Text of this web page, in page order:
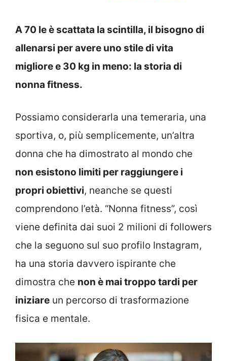
A 70 le è scattata la scintilla, il bisogno di
allenarsi per avere uno stile di vita
migliore e 30 kg in meno: la storia di
nonna fitness.
Possiamo considerarla una temeraria, una
sportiva, o, più semplicemente, un’altra
donna che ha dimostrato al mondo che
non esistono limiti per raggiungere i
propri obiettivi, neanche se questi
comprendono l’età. “Nonna fitness”, così
viene definita dai suoi 2 milioni di followers
che la seguono sul suo profilo Instagram,
ha una storia davvero ispirante che
dimostra che non è mai troppo tardi per
iniziare un percorso di trasformazione
fisica e mentale.